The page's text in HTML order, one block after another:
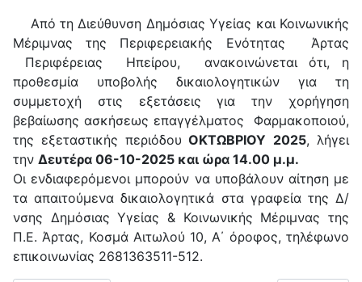
Από τη Διεύθυνση Δημόσιας Υγείας και Κοινωνικής
Μέριμνας της Περιφερειακής Ενότητας
Άρτας
Περιφέρειας
Ηπείρου,
ανακοινώνεται ότι, η
προθεσμία υποβολής δικαιολογητικών για τη
συμμετοχή στις εξετάσεις για την χορήγηση
βεβαίωσης ασκήσεως επαγγέλματος
Φαρμακοποιού,
της εξεταστικής περιόδουΟΚΤΩΒΡΙΟΥ 2025, λήγει
την Δευτέρα 06-10-2025 και ώρα 14.00 μ.μ.
Οι ενδιαφερόμενοι μπορούν να υποβάλουν αίτηση με
τα απαιτούμενα δικαιολογητικά στα γραφεία της Δ/
νσης Δημόσιας Υγείας & Κοινωνικής Μέριμνας της
Π.Ε. Άρτας, Κοσμά Αιτωλού 10, Α΄ όροφος, τηλέφωνο
επικοινωνίας 2681363511-512.